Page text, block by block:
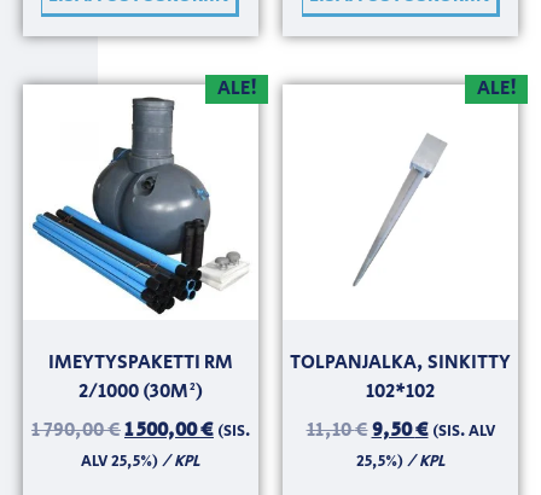
ALE!
IMEYTYSPAKETTI RM
2/1000 (30M²)
1 790,00€1 500,00€ (SIS.
ALV 25,5%)/ KPL
ALE!
TOLPANJALKA, SINKITTY
102*102
11,10€9,50€ (SIS. ALV
25,5%)/ KPL